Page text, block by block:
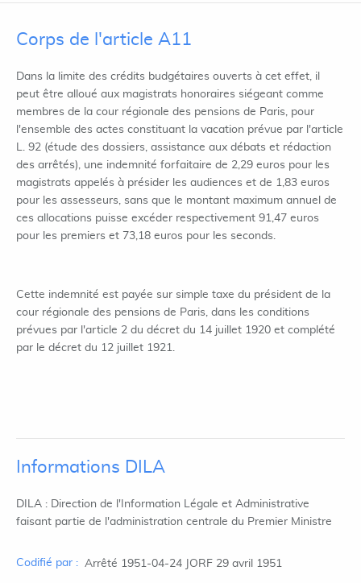
Corps de l'article A11
Dans la limite des crédits budgétaires ouverts à cet effet, il
peut être alloué aux magistrats honoraires siégeant comme
membres de la cour régionale des pensions de Paris, pour
l'ensemble des actes constituant la vacation prévue par l'article
L. 92 (étude des dossiers, assistance aux débats et rédaction
des arrêtés), une indemnité forfaitaire de 2,29 euros pour les
magistrats appelés à présider les audiences et de 1,83 euros
pour les assesseurs, sans que le montant maximum annuel de
ces allocations puisse excéder respectivement 91,47 euros
pour les premiers et 73,18 euros pour les seconds.
Cette indemnité est payée sur simple taxe du président de la
cour régionale des pensions de Paris, dans les conditions
prévues par l'article 2 du décret du 14 juillet 1920 et complété
par le décret du 12 juillet 1921.
Informations DILA
DILA : Direction de l'Information Légale et Administrative
faisant partie de l'administration centrale du Premier Ministre
Codifié par : Arrêté 1951-04-24 JORF 29 avril 1951